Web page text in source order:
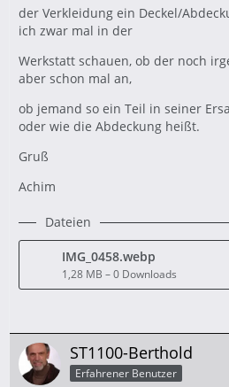
der Verkleidung ein Deckel/
ich zwar mal in der
Werkstatt schauen, ob der noch
aber schon mal an,
ob jemand so ein Teil in seiner
oder wie die Abdeckung heißt.
Gruß
Achim
Dateien
IMG_0458.webp
1,28 MB – 0 Downloads
ST1100-Berthold
Erfahrener Benutzer